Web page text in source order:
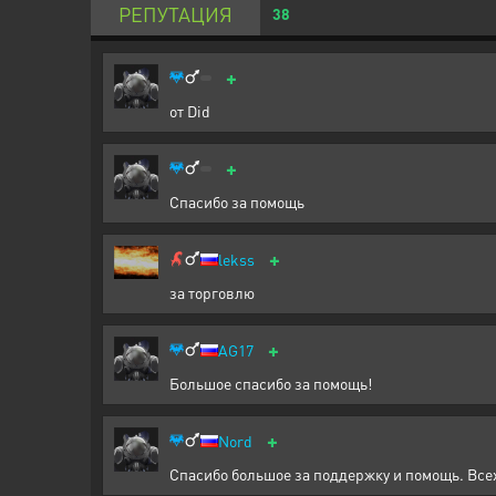
РЕПУТАЦИЯ 38
+
от Did
+
Спасибо за помощь
lekss +
за торговлю
AG17 +
Большое спасибо за помощь!
Nord +
Спасибо большое за поддержку и помощь.